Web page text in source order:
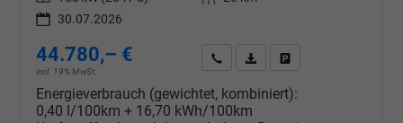
30.07.2026
44.780,– €
incl. 19% MwSt.
Wir rufen Sie anPDF-Datei, Fahrzeugexposé
Energieverbrauch (gewichtet, kombiniert):
0,40 l/100km + 16,70 kWh/100km